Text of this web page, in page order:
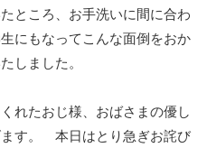
ところ、お手洗いに間に合わ
にもなってこんな面倒をおか
しました。
れたおじ様、おばさまの優し
す。 本日はとり急ぎお詫び